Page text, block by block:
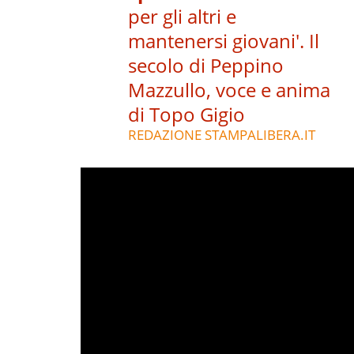
per gli altri e
mantenersi giovani'. Il
secolo di Peppino
Mazzullo, voce e anima
di Topo Gigio
REDAZIONE STAMPALIBERA.IT